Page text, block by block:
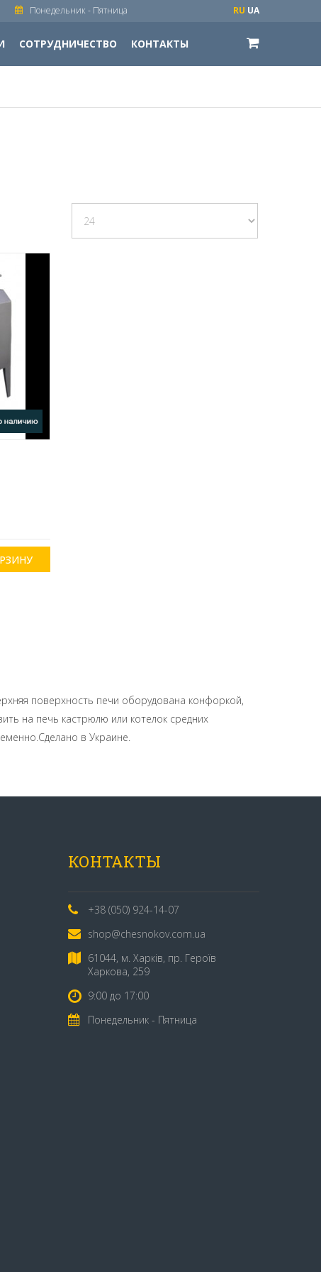
СОТРУДНИЧЕСТВО КОНТАКТЫ
Понедельник - Пятница RU UA
поверхность печи оборудована конфоркой,
на печь кастрюлю или котелок средних
в Украине.
КОНТАКТЫ
+38 (050) 924-14-07
shop@chesnokov.com.ua
61044, м. Харків, пр. Героїв
Харкова, 259
9:00 до 17:00
Понедельник - Пятница